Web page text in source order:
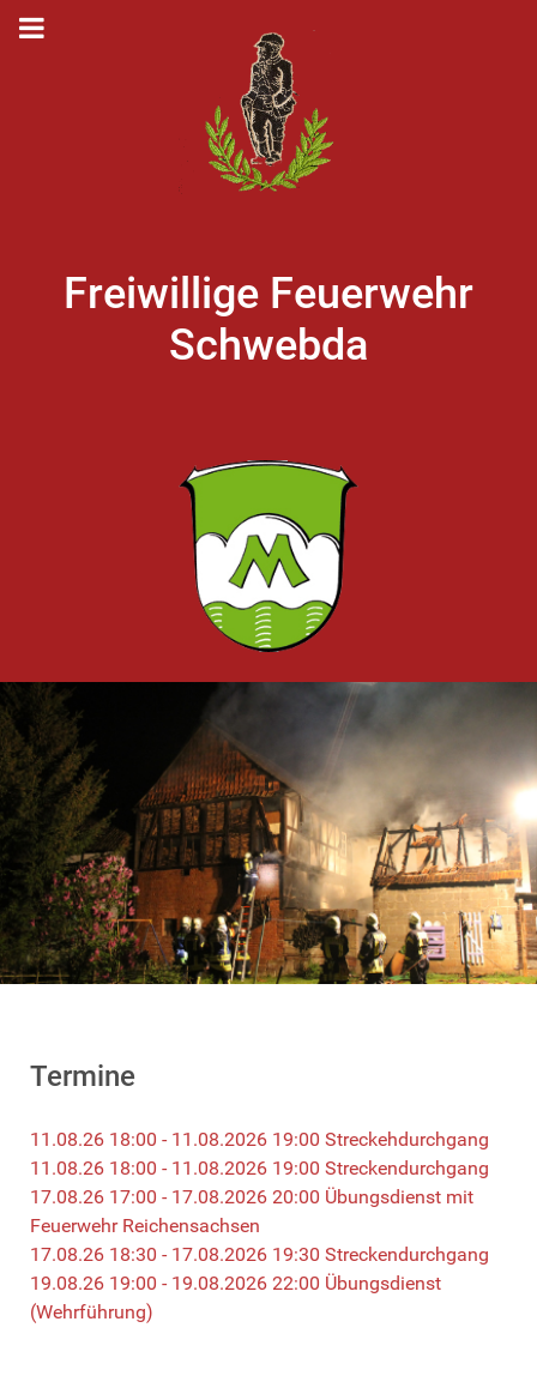
Freiwillige Feuerwehr
Schwebda
Termine
11.08.26 18:00 - 11.08.2026 19:00 Streckehdurchgang
11.08.26 18:00 - 11.08.2026 19:00 Streckendurchgang
17.08.26 17:00 - 17.08.2026 20:00 Übungsdienst mit
Feuerwehr Reichensachsen
17.08.26 18:30 - 17.08.2026 19:30 Streckendurchgang
19.08.26 19:00 - 19.08.2026 22:00 Übungsdienst
(Wehrführung)